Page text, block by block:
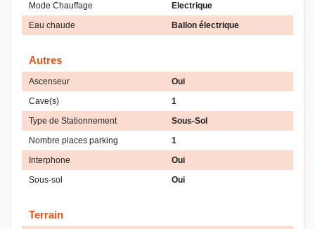
Mode Chauffage
Electrique
Eau chaude
Ballon électrique
Autres
Ascenseur
Oui
Cave(s)
1
Type de Stationnement
Sous-Sol
Nombre places parking
1
Interphone
Oui
Sous-sol
Oui
Terrain